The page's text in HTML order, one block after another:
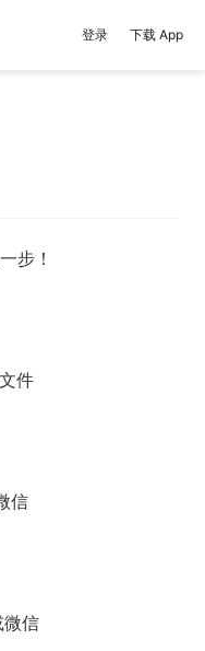
登录 下载 App
步！
件
信
信